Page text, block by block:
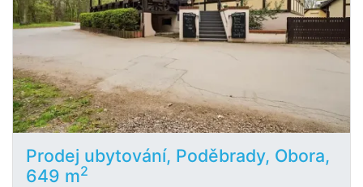
Prodej ubytování, Poděbrady, Obora,
649 m2